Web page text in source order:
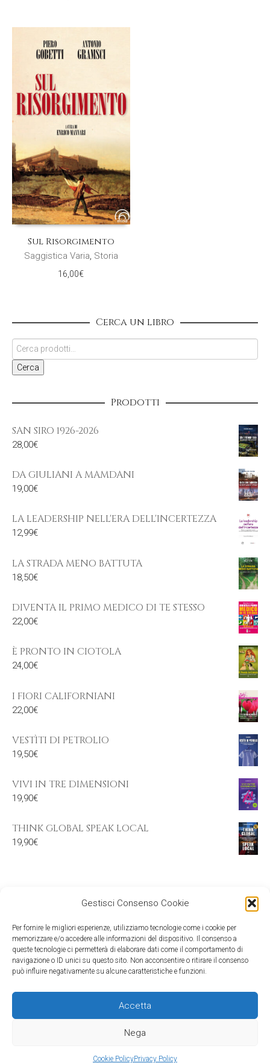
Gestisci Consenso Cookie
Per fornire le migliori esperienze, utilizziamo tecnologie come i cookie per
memorizzare e/o accedere alle informazioni del dispositivo. Il consenso a
queste tecnologie ci permetterà di elaborare dati come il comportamento di
navigazione o ID unici su questo sito. Non acconsentire o ritirare il consenso
può influire negativamente su alcune caratteristiche e funzioni.
Accetta
Nega
Cookie PolicyPrivacy Policy
Sul Risorgimento
Saggistica Varia, Storia
16,00€
Cerca un libro
Cerca
Prodotti
SAN SIRO 1926-2026
28,00€
DA GIULIANI A MAMDANI
19,00€
LA LEADERSHIP NELL'ERA DELL'INCERTEZZA
12,99€
LA STRADA MENO BATTUTA
18,50€
DIVENTA IL PRIMO MEDICO DI TE STESSO
22,00€
È PRONTO IN CIOTOLA
24,00€
I FIORI CALIFORNIANI
22,00€
VESTÌTI DI PETROLIO
19,50€
VIVI IN TRE DIMENSIONI
19,90€
THINK GLOBAL SPEAK LOCAL
19,90€
Milano - C.F. e P.IVA: 09524360154